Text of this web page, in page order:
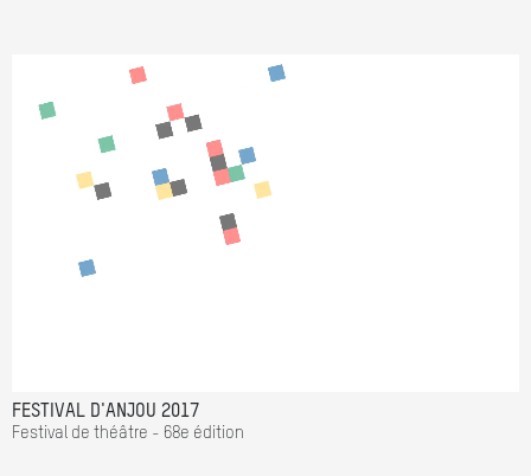
FESTIVAL D'ANJOU 2017
Festival de théâtre - 68e édition